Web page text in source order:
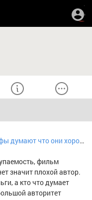
думают что они хорошие
фильм
значит плохой автор.
а кто что думает
авторитет